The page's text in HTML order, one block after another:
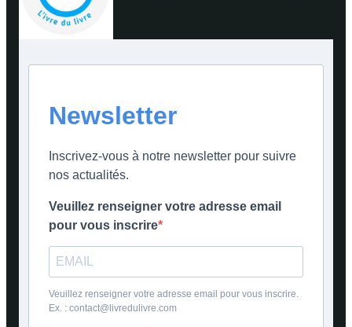
Newsletter
Inscrivez-vous à notre newsletter pour suivre
nos actualités.
Veuillez renseigner votre adresse email
pour vous inscrire
Veuillez renseigner votre adresse email pour vous inscrire.
Ex. : contact@livredulivre.com